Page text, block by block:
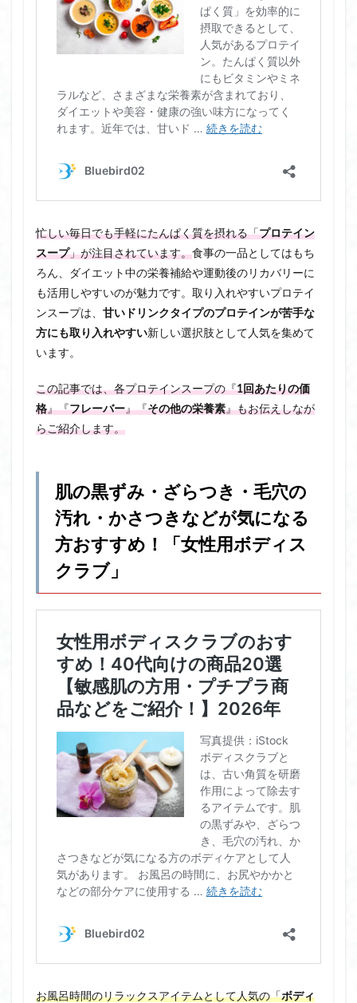
忙しい毎日でも手軽にたんぱく質を摂れる「プロテイン
スープ」が注目されています。食事の一品としてはもち
ろん、ダイエット中の栄養補給や運動後のリカバリーに
も活用しやすいのが魅力です。取り入れやすいプロテイ
ンスープは、 甘いドリンクタイプのプロテインが苦手な
方にも取り入れやすい新しい選択肢として人気を集めて
います。
この記事では、各プロテインスープの『1回あたりの価
格』『フレーバー』『その他の栄養素』もお伝えしなが
らご紹介します。
肌の黒ずみ・ざらつき・毛穴の
汚れ・かさつきなどが気になる
方おすすめ！「女性用ボディス
クラブ」
お風呂時間のリラックスアイテムとして人気の「ボディ